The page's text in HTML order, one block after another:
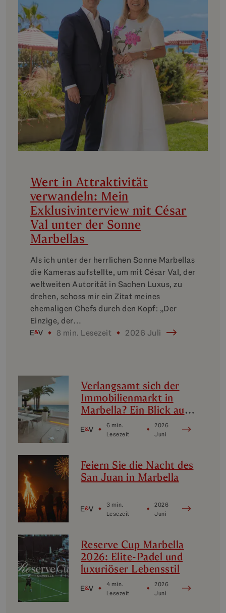
Wert in Attraktivität
verwandeln: Mein
Exklusivinterview mit César
Val unter der Sonne
Marbellas
Als ich unter der herrlichen Sonne Marbellas
die Kameras aufstellte, um mit César Val, der
weltweiten Autorität in Sachen Luxus, zu
drehen, schoss mir ein Zitat meines
ehemaligen Chefs durch den Kopf: „Der
Einzige, der…
8 min. Lesezeit
2026 Juli
Verlangsamt sich der
Immobilienmarkt in
Marbella? Ein Blick auf
die Luxus-
Nischenmärkte in
6 min.
Lesezeit
2026
Juni
Feiern Sie die Nacht des
San Juan in Marbella
3 min.
Lesezeit
2026
Juni
Reserve Cup Marbella
2026: Elite-Padel und
luxuriöser Lebensstil
4 min.
Lesezeit
2026
Juni